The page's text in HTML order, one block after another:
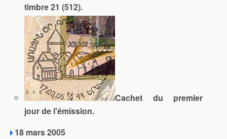
timbre 21 (512).
Cachet du premier
jour de l'émission.
18 mars 2005